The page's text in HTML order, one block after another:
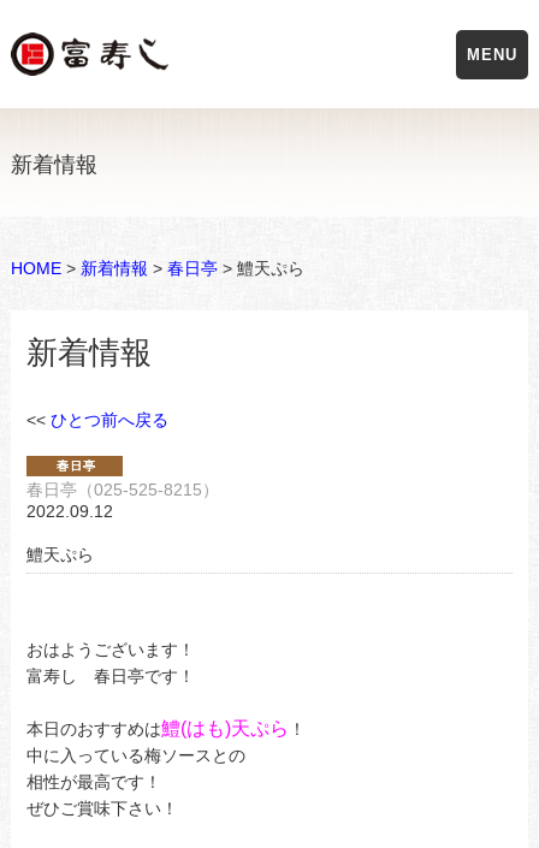
新着情報
HOME> 新着情報 > 春日亭> 鱧天ぷら
新着情報
<< ひとつ前へ戻る
春日亭（025-525-8215）
2022.09.12
鱧天ぷら
おはようございます！
富寿し 春日亭です！
本日のおすすめは鱧(はも)天ぷら ！
中に入っている梅ソースとの
相性が最高です！
ぜひご賞味下さい！
MENU